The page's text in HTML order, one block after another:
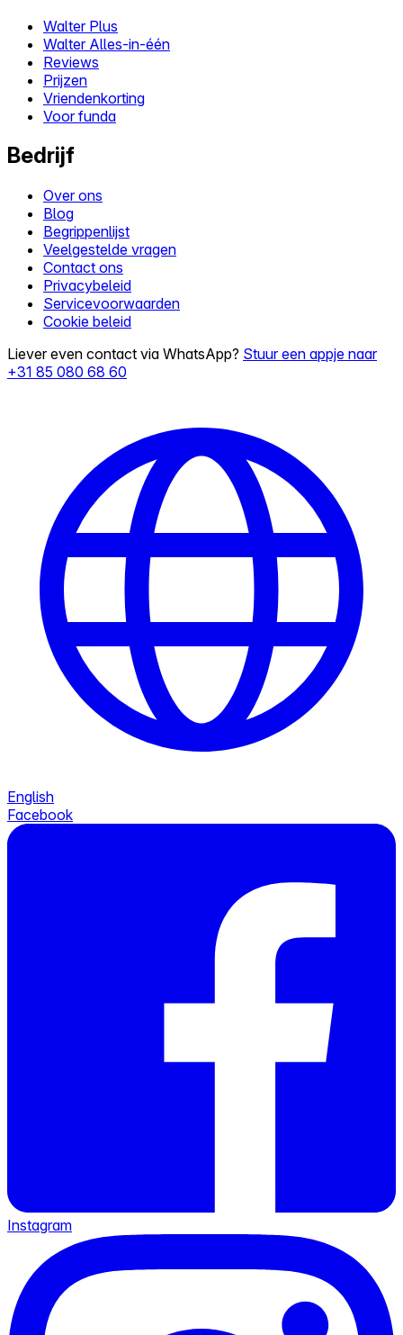
Walter Plus
Walter Alles-in-één
Reviews
Prijzen
Vriendenkorting
Voor funda
Bedrijf
Over ons
Blog
Begrippenlijst
Veelgestelde vragen
Contact ons
Privacybeleid
Servicevoorwaarden
Cookie beleid
Liever even contact via WhatsApp? Stuur een appje naar
+31 85 080 68 60
English
Facebook
Instagram